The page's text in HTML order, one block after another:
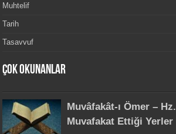
Muhtelif
Tarih
Tasavvuf
Çok Okunanlar
Muvâfakât-ı Ömer –
Muvafakat Ettiği Yerler